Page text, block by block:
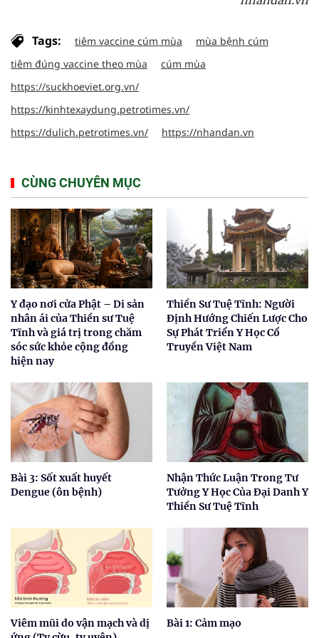
Tags: tiêm vaccine cúm mùa
mùa bệnh cúm
tiêm đúng vaccine theo mùa
cúm mùa
https://suckhoeviet.org.vn/
https://kinhtexaydung.petrotimes.vn/
https://dulich.petrotimes.vn/
https://nhandan.vn
CÙNG CHUYÊN MỤC
Y đạo nơi cửa Phật – Di sản
nhân ái của Thiền sư Tuệ
Tĩnh và giá trị trong chăm
sóc sức khỏe cộng đồng
hiện nay
Thiền Sư Tuệ Tĩnh: Người
Định Hướng Chiến Lược Cho
Sự Phát Triển Y Học Cổ
Truyền Việt Nam
Bài 3: Sốt xuất huyết
Dengue (ôn bệnh)
Nhận Thức Luận Trong Tư
Tưởng Y Học Của Đại Danh Y
Thiền Sư Tuệ Tĩnh
Viêm mũi do vận mạch và dị
Bài 1: Cảm mạo